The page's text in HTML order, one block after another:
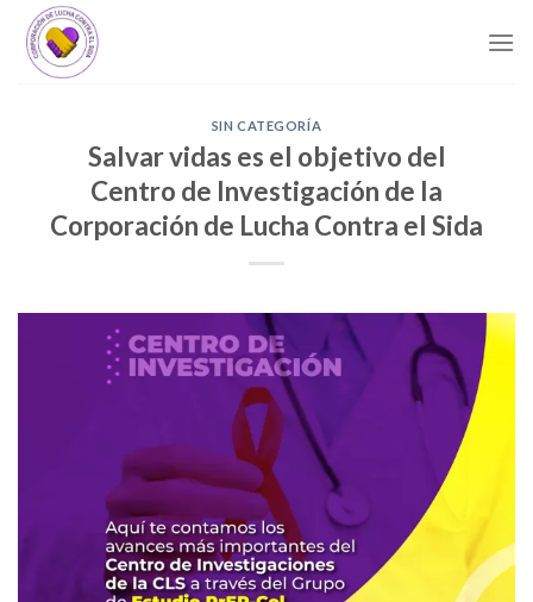
Skip
content
SIN CATEGORÍA
Salvar vidas es el objetivo del
Centro de Investigación de la
Corporación de Lucha Contra el Sida